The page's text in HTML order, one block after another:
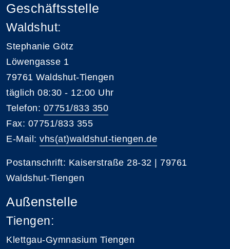
Geschäftsstelle
Waldshut:
Stephanie Götz
Löwengasse 1
79761 Waldshut-Tiengen
täglich 08:30 - 12:00 Uhr
Telefon: 07751/833 350
Fax: 07751/833 355
E-Mail: vhs(at)waldshut-tiengen.de
Postanschrift: Kaiserstraße 28-32 | 79761
Waldshut-Tiengen
Außenstelle
Tiengen:
Klettgau-Gymnasium Tiengen